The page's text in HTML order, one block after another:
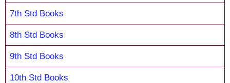
7th Std Books
8th Std Books
9th Std Books
10th Std Books